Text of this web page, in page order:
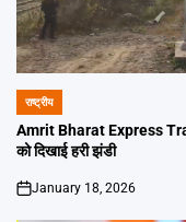
POSTED
IN
राष्ट्रीय
Amrit Bharat Express
को दिखाई हरी झंडी
on
January 18, 2026